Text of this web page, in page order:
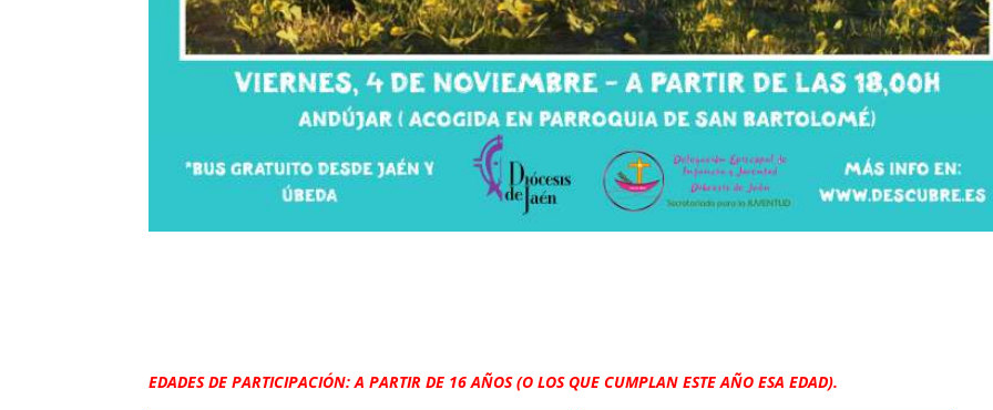
EDADES DE PARTICIPACIÓN: A PARTIR DE 16 AÑOS (O LOS QUE CUMPLAN ESTE AÑO ESA EDAD).